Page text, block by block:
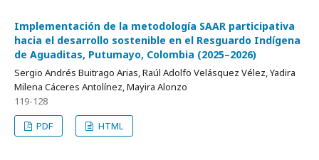
Implementación de la metodología SAAR participativa
hacia el desarrollo sostenible en el Resguardo Indígena
de Aguaditas, Putumayo, Colombia (2025–2026)
Sergio Andrés Buitrago Arias, Raúl Adolfo Velásquez Vélez, Yadira
Milena Cáceres Antolínez, Mayira Alonzo
119-128
PDF
HTML